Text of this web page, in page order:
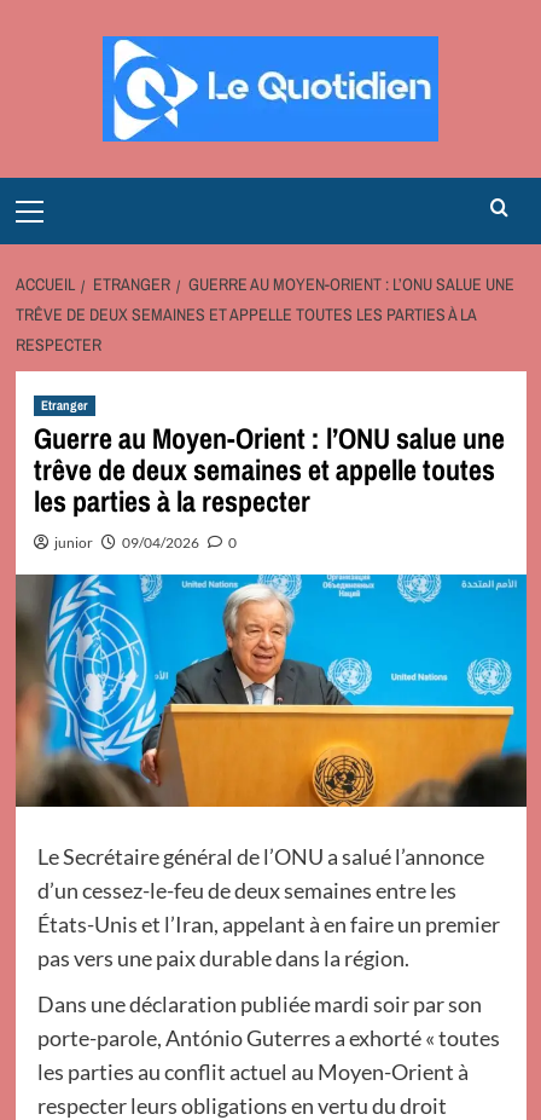
Menu
ACCUEIL ETRANGER
GUERRE AU MOYEN-ORIENT : L’ONU SALUE UNE
TRÊVE DE DEUX SEMAINES ET APPELLE TOUTES LES PARTIES À LA
RESPECTER
Etranger
Guerre au Moyen-Orient : l’ONU salue une
trêve de deux semaines et appelle toutes
les parties à la respecter
junior 09/04/2026 0
Le Secrétaire général de l’ONU a salué l’annonce
d’un cessez-le-feu de deux semaines entre les
États-Unis et l’Iran, appelant à en faire un premier
pas vers une paix durable dans la région.
Dans une déclaration publiée mardi soir par son
porte-parole, António Guterres a exhorté « toutes
les parties au conflit actuel au Moyen-Orient à
respecter leurs obligations en vertu du droit